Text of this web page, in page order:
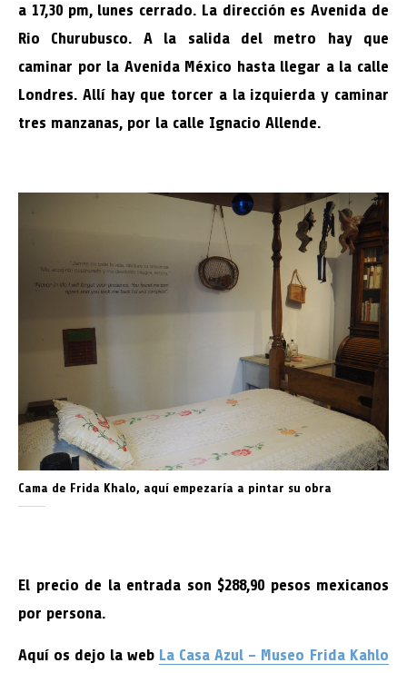
a 17,30 pm, lunes cerrado. La dirección es Avenida de
Rio Churubusco. A la salida del metro hay que
caminar por la Avenida México hasta llegar a la calle
Londres. Allí hay que torcer a la izquierda y caminar
tres manzanas, por la calle Ignacio Allende.
Cama de Frida Khalo, aquí empezaría a pintar su obra
El precio de la entrada son $288,90 pesos mexicanos
por persona.
Aquí os dejo la web La Casa Azul – Museo Frida Kahlo